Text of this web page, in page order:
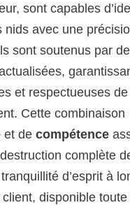
sont capables
nids avec une
sont soutenus par
et respectueuses de
Cette combinaison
et decompétence
complète
d’esprit à
disponible toute